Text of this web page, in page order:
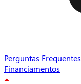
Perguntas Frequentes
Financiamentos